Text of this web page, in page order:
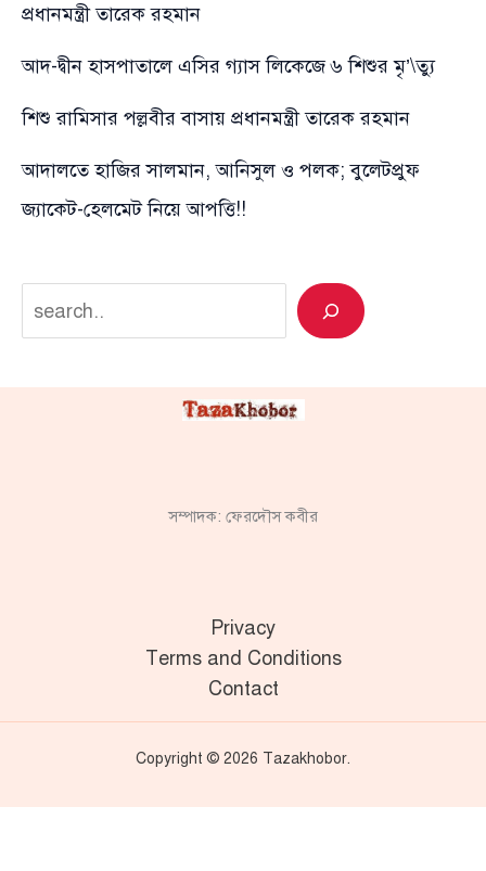
প্রধানমন্ত্রী তারেক রহমান
আদ-দ্বীন হাসপাতালে এসির গ্যাস লিকেজে ৬ শিশুর মৃ’\ত্যু
শিশু রামিসার পল্লবীর বাসায় প্রধানমন্ত্রী তারেক রহমান
আদালতে হাজির সালমান, আনিসুল ও পলক; বুলেটপ্রুফ
জ্যাকেট-হেলমেট নিয়ে আপত্তি!!
Search
সম্পাদক: ফেরদৌস কবীর
Privacy
Terms and Conditions
Contact
Copyright © 2026 Tazakhobor.